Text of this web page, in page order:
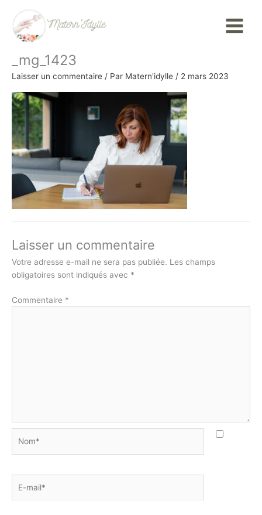
contenu
Menu
_mg_1423
Laisser un commentaire / Par Matern'idylle / 2 mars 2023
Laisser un commentaire
Votre adresse e-mail ne sera pas publiée. Les champs
obligatoires sont indiqués avec *
Commentaire *
mail*